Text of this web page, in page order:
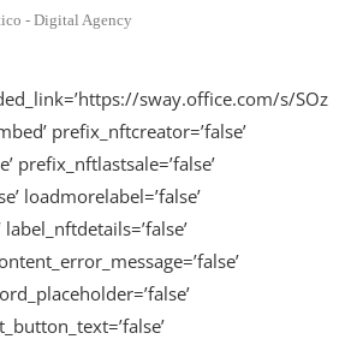
- Digital Agency
sway.office.com/s/SOz
prefix_nftcreator=’false’
prefix_nftlastsale=’false’
loadmorelabel=’false’